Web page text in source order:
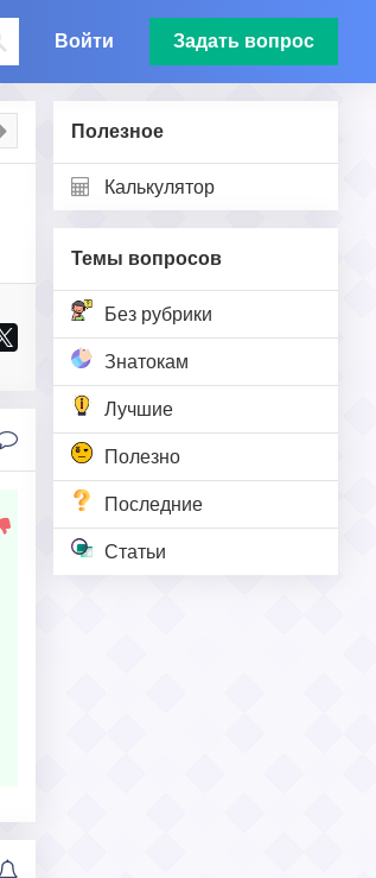
Войти Задать вопрос
Полезное
Калькулятор
Темы вопросов
Без рубрики
Знатокам
Лучшие
Полезно
Последние
Статьи